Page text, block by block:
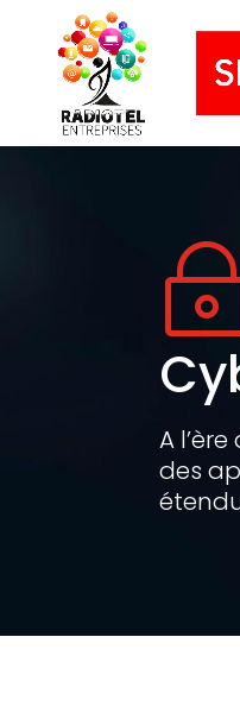
A
des